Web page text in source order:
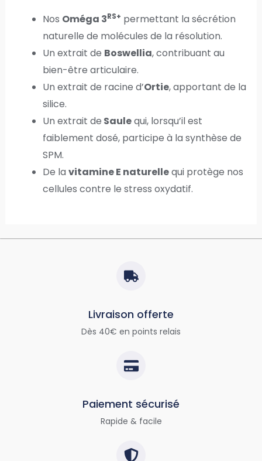
Nos Oméga 3RS+ permettant la sécrétion
naturelle de molécules de la résolution.
Un extrait de Boswellia, contribuant au
bien-être articulaire.
Un extrait de racine d’Ortie, apportant de la
silice.
Un extrait de Saulequi, lorsqu’il est
faiblement dosé, participe à la synthèse de
SPM.
De la vitamine E naturellequi protège nos
cellules contre le stress oxydatif.
Livraison offerte
Dès 40€ en points relais
Paiement sécurisé
Rapide & facile